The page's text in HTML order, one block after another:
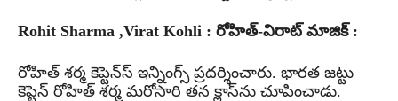
Rohit Sharma ,Virat Kohli : రోహిత్-విరాట్ మాజిక్ :
రోహిత్ శర్మ కెప్టెన్‌స్ ఇన్నింగ్స్ ప్రదర్శించారు. భారత జట్టు
కెప్టెన్ రోహిత్ శర్మ మరోసారి తన క్లాస్‌ను చూపించాడు.